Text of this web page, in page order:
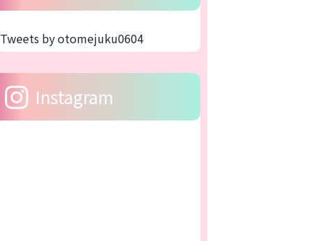
Tweets by otomejuku0604
Instagram